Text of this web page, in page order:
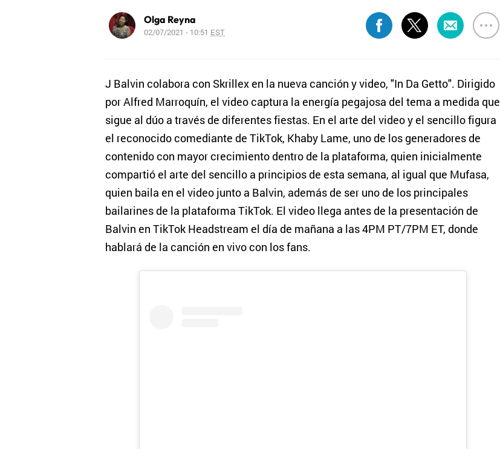
Olga Reyna
02/07/2021 - 10:51 EST
J Balvin colabora con Skrillex en la nueva canción y video, "In Da Getto". Dirigido
por Alfred Marroquín, el video captura la energía pegajosa del tema a medida que
sigue al dúo a través de diferentes fiestas. En el arte del video y el sencillo figura
el reconocido comediante de TikTok, Khaby Lame, uno de los generadores de
contenido con mayor crecimiento dentro de la plataforma, quien inicialmente
compartió el arte del sencillo a principios de esta semana, al igual que Mufasa,
quien baila en el video junto a Balvin, además de ser uno de los principales
bailarines de la plataforma TikTok. El video llega antes de la presentación de
Balvin en TikTok Headstream el día de mañana a las 4PM PT/7PM ET, donde
hablará de la canción en vivo con los fans.